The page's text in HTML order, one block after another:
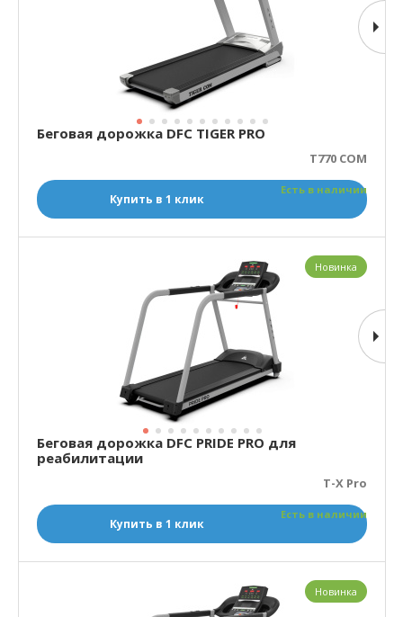
Беговая дорожка DFC TIGER PRO
T770 COM
Есть в наличии
Купить в 1 клик
Беговая дорожка DFC PRIDE PRO для
реабилитации
T-X Pro
Есть в наличии
Купить в 1 клик
Новинка
Новинка